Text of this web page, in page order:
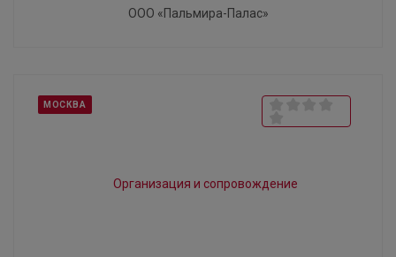
ООО «Пальмира-Палас»
МОСКВА